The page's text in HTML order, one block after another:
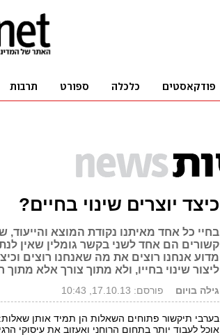
כיצד יוצרים שינוי בחיים?
בחיי כל אחד מאיתנו נקודת המוצא
קשורים הם אחד לשני בקשר גומלין שאין
מדוע אנחנו רוצים את מה שאנחנו רוצים
ליצור שינוי בחייו, ולא מתוך צורך אלא מתוך
גילה בויום פורסם: 17.10.13, 10:43
בערבי תיקשור פתוחים השאלות הן תמיד אותן
אוכל לעבוד יותר בתחום הרוחני ואעזוב את עיסוקי